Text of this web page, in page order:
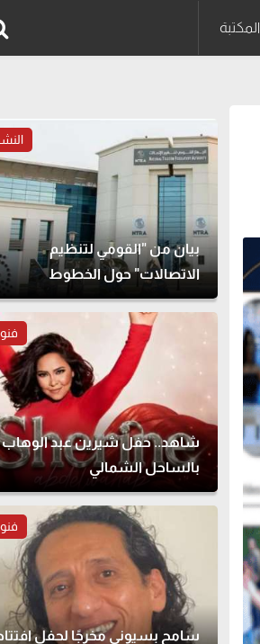
المكتبة
بيان من "القومي لتنظيم
الاتصالات" حول الخطوط
المسجلة بأسماء مواطنين دون
علمهم
شاهد.. حفل شيرين عبد الوهاب
بالساحل الشمالي
سامح بسيوني مخرجًا لحفل